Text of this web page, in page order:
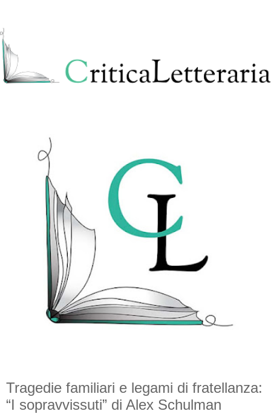
Tragedie familiari e legami di fratellanza:
“I sopravvissuti” di Alex Schulman